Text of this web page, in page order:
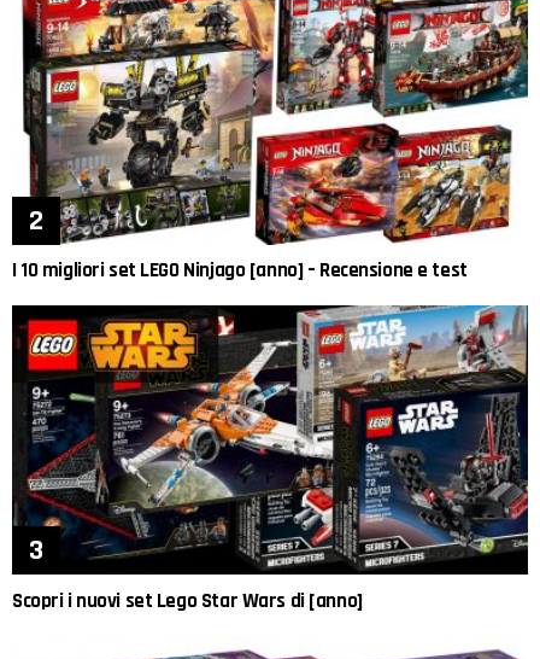
I 10 migliori set LEGO Ninjago [anno] – Recensione e test
Scopri i nuovi set Lego Star Wars di [anno]